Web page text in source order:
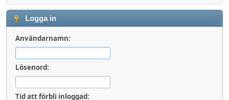
Logga in
Användarnamn:
Lösenord:
Tid att förbli inloggad: